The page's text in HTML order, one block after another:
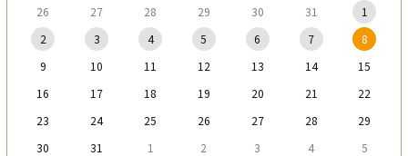
26 27 28 29 30 31
1
2
3 4 5 6 7
8
9
10 11 12 13 14
15
16
17 18 19 20 21
22
23
24 25 26 27 28
29
30
31 1 2 3 4 5